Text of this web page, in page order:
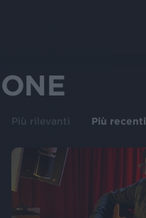
Più rilevanti Più recenti